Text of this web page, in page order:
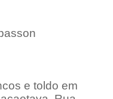
e toldo em